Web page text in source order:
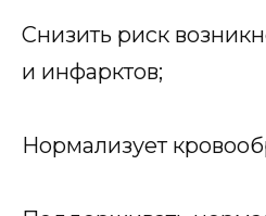
Снизить риск
и инфарктов;
Нормализует